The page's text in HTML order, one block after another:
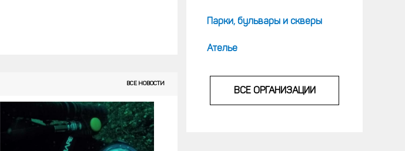
ВСЕ НОВОСТИ
Парки, бульвары и скверы
Ателье
ВСЕ ОРГАНИЗАЦИИ